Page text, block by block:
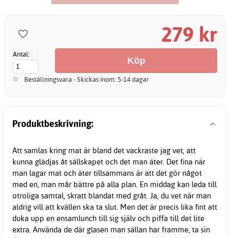
279 kr
Antal:
Beställningsvara - Skickas inom: 5-14 dagar
Produktbeskrivning:
Att samlas kring mat är bland det vackraste jag vet, att
kunna glädjas åt sällskapet och det man äter. Det fina när
man lagar mat och äter tillsammans är att det gör något
med en, man mår bättre på alla plan. En middag kan leda till
otroliga samtal, skratt blandat med gråt. Ja, du vet när man
aldrig vill att kvällen ska ta slut. Men det är precis lika fint att
duka upp en ensamlunch till sig själv och piffa till det lite
extra. Använda de där glasen man sällan har framme, ta sin